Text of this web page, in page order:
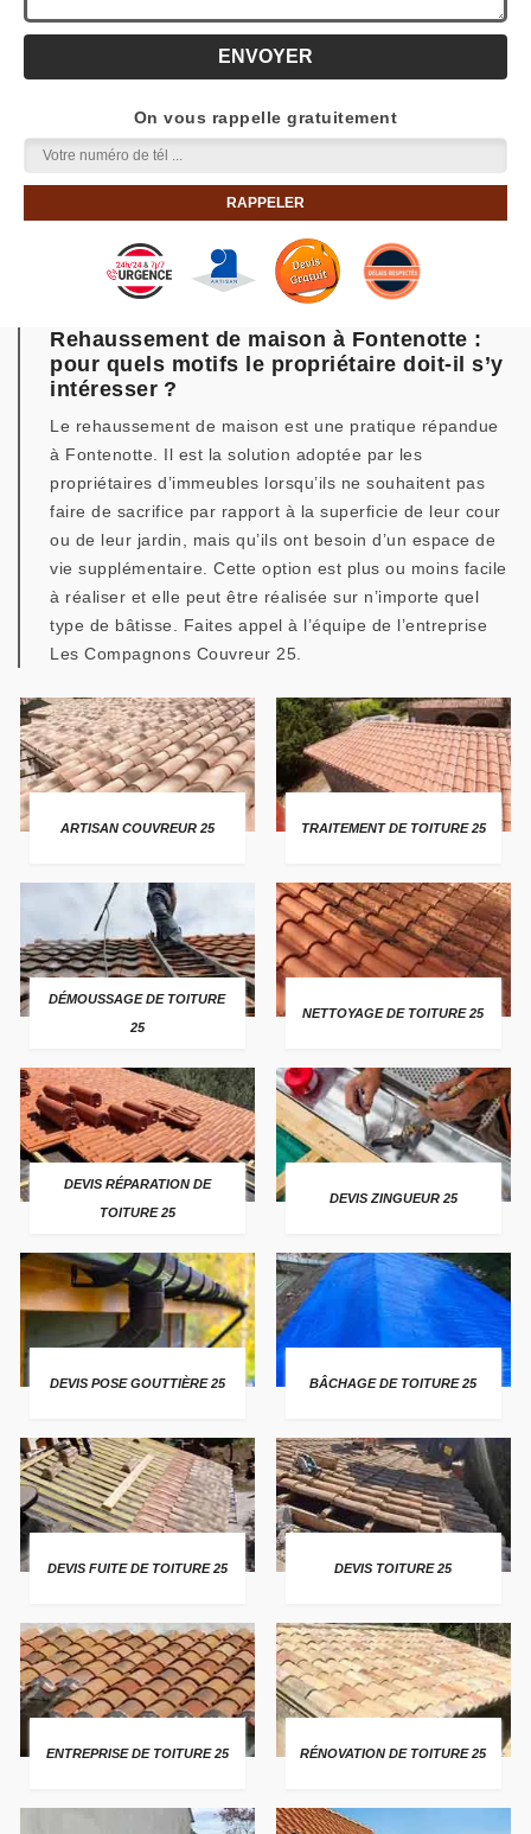
On vous rappelle gratuitement
Rehaussement de maison à Fontenotte :
pour quels motifs le propriétaire doit-il s’y
intéresser ?
Le rehaussement de maison est une pratique répandue
à Fontenotte. Il est la solution adoptée par les
propriétaires d’immeubles lorsqu’ils ne souhaitent pas
faire de sacrifice par rapport à la superficie de leur cour
ou de leur jardin, mais qu’ils ont besoin d’un espace de
vie supplémentaire. Cette option est plus ou moins facile
à réaliser et elle peut être réalisée sur n’importe quel
type de bâtisse. Faites appel à l’équipe de l’entreprise
Les Compagnons Couvreur 25.
ARTISAN COUVREUR 25 TRAITEMENT DE TOITURE 25
DÉMOUSSAGE DE TOITURE
25
NETTOYAGE DE TOITURE 25
DEVIS RÉPARATION DE
TOITURE 25
DEVIS ZINGUEUR 25
DEVIS POSE GOUTTIÈRE 25 BÂCHAGE DE TOITURE 25
DEVIS FUITE DE TOITURE 25 DEVIS TOITURE 25
ENTREPRISE DE TOITURE 25 RÉNOVATION DE TOITURE 25